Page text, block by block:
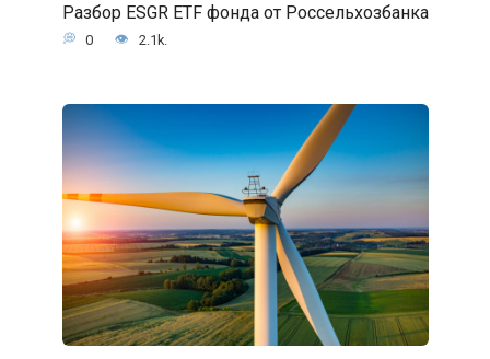
Разбор ESGR ETF фонда от Россельхозбанка
0 2.1k.